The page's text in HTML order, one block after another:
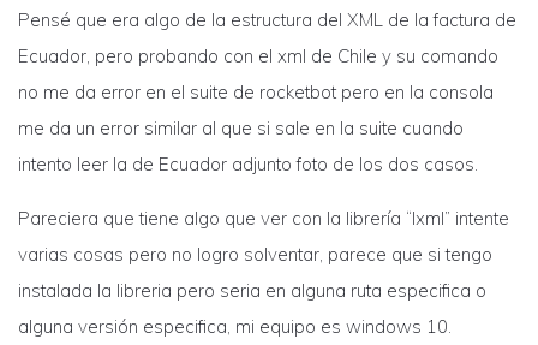
Pensé que era algo de la estructura del XML de la factura de
Ecuador, pero probando con el xml de Chile y su comando
no me da error en el suite de rocketbot pero en la consola
me da un error similar al que si sale en la suite cuando
intento leer la de Ecuador adjunto foto de los dos casos.
Pareciera que tiene algo que ver con la librería “lxml” intente
varias cosas pero no logro solventar, parece que si tengo
instalada la libreria pero seria en alguna ruta especifica o
alguna versión especifica, mi equipo es windows 10.